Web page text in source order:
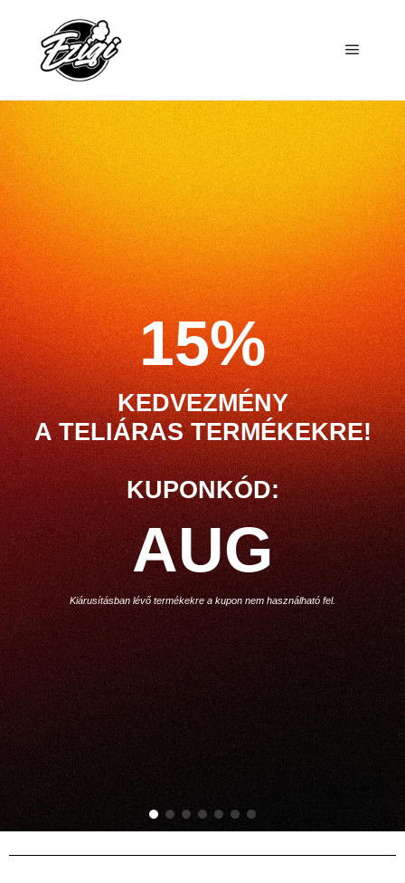
15%
KEDVEZMÉNY
A TELIÁRAS TERMÉKEKRE!
KUPONKÓD:
AUG
Kiárusításban lévő termékekre a kupon nem használható fel.